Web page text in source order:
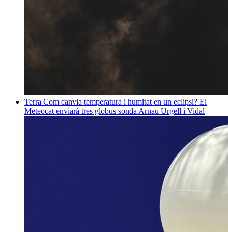
Terra Com canvia temperatura i humitat en un eclipsi? El
Meteocat enviarà tres globus sonda Arnau Urgell i Vidal